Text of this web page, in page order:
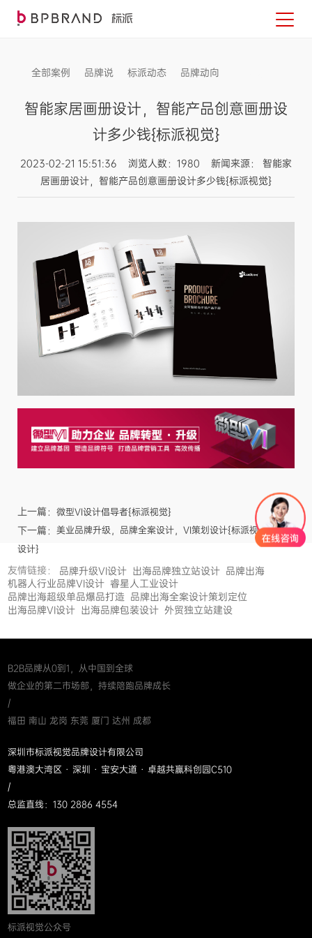
全部案例 品牌说 标派动态 品牌动向
智能家居画册设计，智能产品创意画册设
计多少钱{标派视觉}
2023-02-21 15:51:36 浏览人数：1980 新闻来源： 智能家
居画册设计，智能产品创意画册设计多少钱{标派视觉}
上一篇： 微型VI设计倡导者{标派视觉}
下一篇： 美业品牌升级，品牌全案设计，VI策划设计{标派视觉微型VI
设计}
友情链接： 品牌升级VI设计 出海品牌独立站设计 品牌出海
机器人行业品牌VI设计 睿星人工业设计
品牌出海超级单品爆品打造 品牌出海全案设计策划定位
出海品牌VI设计 出海品牌包装设计 外贸独立站建设
B2B品牌从0到1，从中国到全球
做企业的第二市场部，持续陪跑品牌成长
/
福田 南山 龙岗 东莞 厦门 达州 成都
深圳市标派视觉品牌设计有限公司
粤港澳大湾区 · 深圳 · 宝安大道 · 卓越共赢科创园C510
/
总监直线：130 2886 4554
标派视觉公众号